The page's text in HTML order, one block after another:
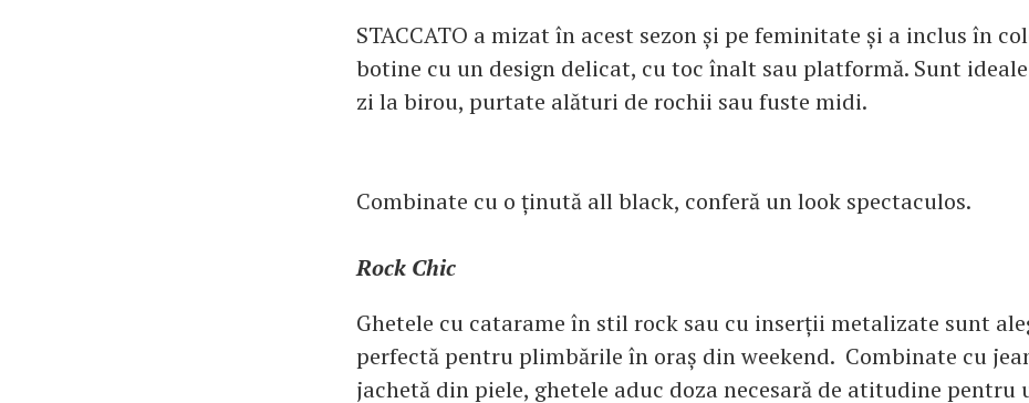
STACCATO a mizat în acest sezon și pe feminitate și a inclus în
botine cu un design delicat, cu toc înalt sau platformă. Sunt
zi la birou, purtate alături de rochii sau fuste midi.
Combinate cu o ținută all black, conferă un look spectaculos.
Rock Chic
Ghetele cu catarame în stil rock sau cu inserții metalizate sunt
perfectă pentru plimbările în oraș din weekend. Combinate cu
jachetă din piele, ghetele aduc doza necesară de atitudine pentru